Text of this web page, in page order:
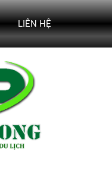
LIÊN HỆ